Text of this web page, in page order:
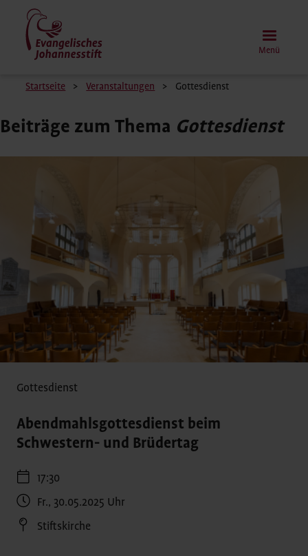
Direkt
Inhalt
Menü
Pfadnavigation
Startseite Veranstaltungen Gottesdienst
Beiträge zum Thema Gottesdienst
Gottesdienst
Abendmahlsgottesdienst beim
Schwestern- und Brüdertag
17:30
Fr., 30.05.2025 Uhr
Stiftskirche